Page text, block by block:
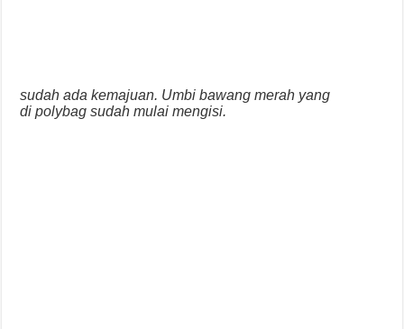
sudah ada kemajuan. Umbi bawang merah yang
di polybag sudah mulai mengisi.